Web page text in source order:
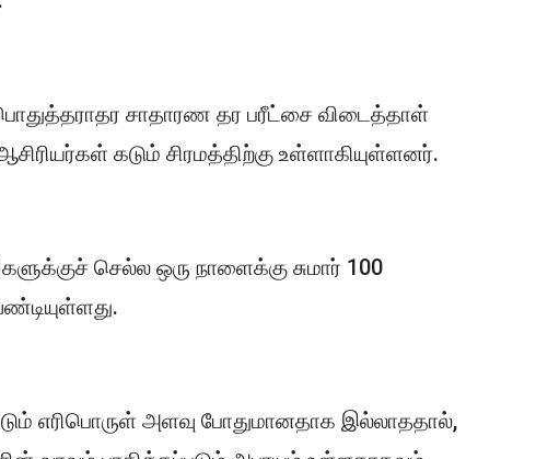
சாதாரண தர பரீட்சை விடைத்தாள்
கடும் சிரமத்திற்கு உள்ளாகியுள்ளனர்.
செல்ல ஒரு நாளைக்கு சுமார் 100
எரிபொருள் அளவு போதுமானதாக இல்லாததால்,